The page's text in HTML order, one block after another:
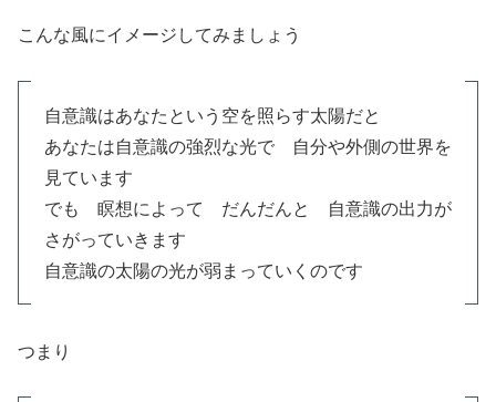
こんな風にイメージしてみましょう
自意識はあなたという空を照らす太陽だと
あなたは自意識の強烈な光で 自分や外側の世界を
見ています
でも 瞑想によって だんだんと 自意識の出力が
さがっていきます
自意識の太陽の光が弱まっていくのです
つまり